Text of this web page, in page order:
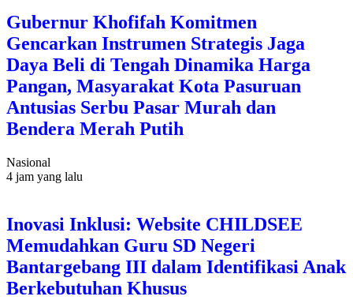
Gubernur Khofifah Komitmen
Gencarkan Instrumen Strategis Jaga
Daya Beli di Tengah Dinamika Harga
Pangan, Masyarakat Kota Pasuruan
Antusias Serbu Pasar Murah dan
Bendera Merah Putih
Nasional
4 jam yang lalu
Inovasi Inklusi: Website CHILDSEE
Memudahkan Guru SD Negeri
Bantargebang III dalam Identifikasi Anak
Berkebutuhan Khusus